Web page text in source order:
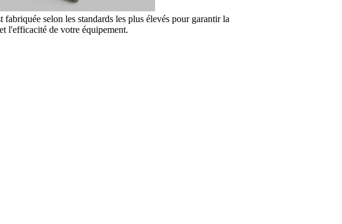
selon les standards les plus élevés pour garantir la
l'efficacité de votre équipement.